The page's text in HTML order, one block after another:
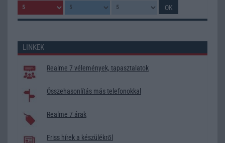
LINKEK
Realme 7 vélemények, tapasztalatok
Összehasonlítás más telefonokkal
Realme 7 árak
Friss hírek a készülékről